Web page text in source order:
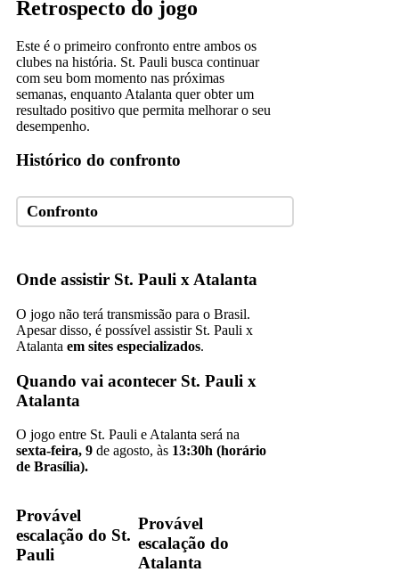
Retrospecto do jogo
Este é o primeiro confronto entre ambos os
clubes na história. St. Pauli busca continuar
com seu bom momento nas próximas
semanas, enquanto Atalanta quer obter um
resultado positivo que permita melhorar o seu
desempenho.
Histórico do confronto
Confronto
Onde assistir St. Pauli x Atalanta
O jogo não terá transmissão para o Brasil.
Apesar disso, é possível assistir St. Pauli x
Atalanta em sites especializados.
Quando vai acontecer St. Pauli x
Atalanta
O jogo entre St. Pauli e Atalanta será na
sexta-feira, 9 de agosto, às 13:30h (horário
de Brasília).
Provável
escalação do St.
Pauli
Provável
escalação do
Atalanta